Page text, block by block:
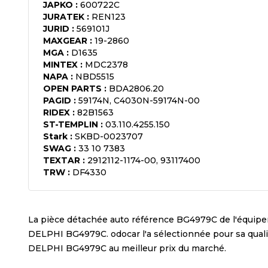
JAPKO : 600722C
JURATEK : REN123
JURID : 569101J
MAXGEAR : 19-2860
MGA : D1635
MINTEX : MDC2378
NAPA : NBD5515
OPEN PARTS : BDA2806.20
PAGID : 59174N, C4030N-59174N-00
RIDEX : 82B1563
ST-TEMPLIN : 03.110.4255.150
Stark : SKBD-0023707
SWAG : 33 10 7383
TEXTAR : 2912112-1174-00, 93117400
TRW : DF4330
La pièce détachée auto référence BG4979C de
DELPHI BG4979C. odocar l'a sélectionnée pour sa
DELPHI BG4979C au meilleur prix du marché.